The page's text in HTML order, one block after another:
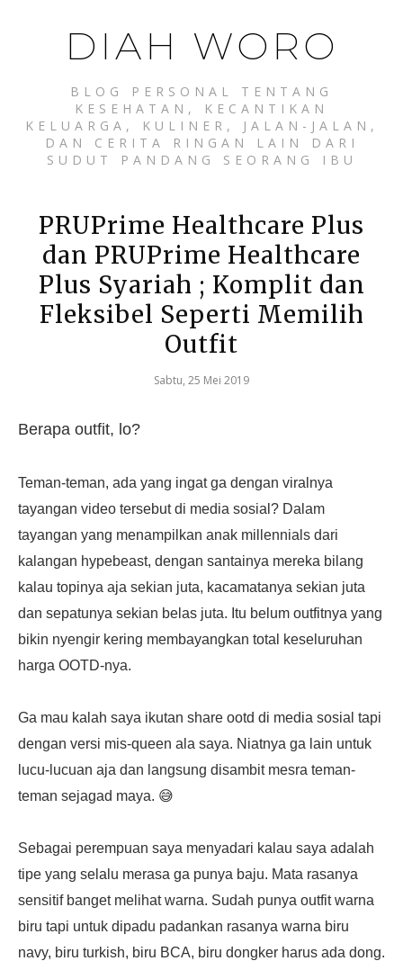
DIAH WORO
BLOG PERSONAL TENTANG
KESEHATAN, KECANTIKAN
KELUARGA, KULINER, JALAN-JALAN,
DAN CERITA RINGAN LAIN DARI
SUDUT PANDANG SEORANG IBU
PRUPrime Healthcare Plus
dan PRUPrime Healthcare
Plus Syariah ; Komplit dan
Fleksibel Seperti Memilih
Outfit
Sabtu, 25 Mei 2019
Berapa outfit, lo?
Teman-teman, ada yang ingat ga dengan viralnya
tayangan video tersebut di media sosial? Dalam
tayangan yang menampilkan anak millennials dari
kalangan hypebeast, dengan santainya mereka bilang
kalau topinya aja sekian juta, kacamatanya sekian juta
dan sepatunya sekian belas juta. Itu belum outfitnya yang
bikin nyengir kering membayangkan total keseluruhan
harga OOTD-nya.
Ga mau kalah saya ikutan share ootd di media sosial tapi
dengan versi mis-queen ala saya. Niatnya ga lain untuk
lucu-lucuan aja dan langsung disambit mesra teman-
teman sejagad maya. 😅
Sebagai perempuan saya menyadari kalau saya adalah
tipe yang selalu merasa ga punya baju. Mata rasanya
sensitif banget melihat warna. Sudah punya outfit warna
biru tapi untuk dipadu padankan rasanya warna biru
navy, biru turkish, biru BCA, biru dongker harus ada dong.